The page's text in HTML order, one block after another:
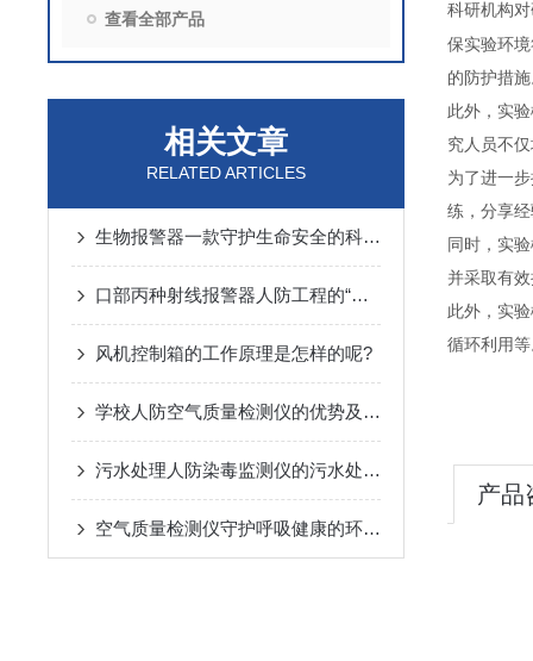
查看全部产品
相关文章
RELATED ARTICLES
生物报警器一款守护生命安全的科技哨兵
口部丙种射线报警器人防工程的“核生化”哨兵
风机控制箱的工作原理是怎样的呢?
学校人防空气质量检测仪的优势及监测方案
污水处理人防染毒监测仪的污水处理常规化验操作
空气质量检测仪守护呼吸健康的环境哨兵
科研机构
保实验环
的防护措
此外，实
究人员不
为了进一
练，分享
同时，实
并采取有
此外，实
循环利用
产品